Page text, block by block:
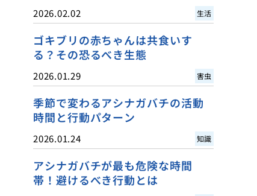
2026.02.02 生活
ゴキブリの赤ちゃんは共食いす
る？その恐るべき生態
2026.01.29 害虫
季節で変わるアシナガバチの活動
時間と行動パターン
2026.01.24 知識
アシナガバチが最も危険な時間
帯！避けるべき行動とは